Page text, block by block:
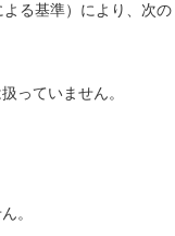
る基準）により、次の
っていません。
。